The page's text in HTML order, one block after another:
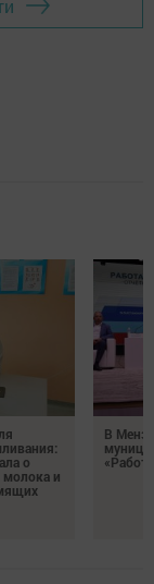
о
молока и
В